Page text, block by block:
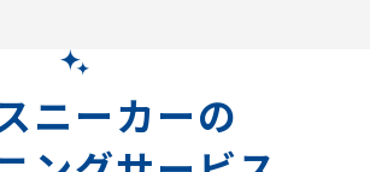
ニーカーの